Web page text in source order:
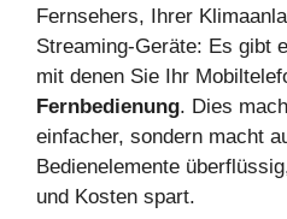
Fernsehers, Ihrer
Streaming-Geräte: Es gibt
mit denen Sie Ihr
Fernbedienung. Dies
einfacher, sondern macht
Bedienelemente
und Kosten spart.